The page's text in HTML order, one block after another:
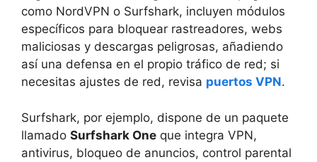
como NordVPN o Surfshark, incluyen módulos
específicos para bloquear rastreadores, webs
maliciosas y descargas peligrosas, añadiendo
así una defensa en el propio tráfico de red; si
necesitas ajustes de red, revisa puertos VPN.
Surfshark, por ejemplo, dispone de un paquete
llamado Surfshark One que integra VPN,
antivirus, bloqueo de anuncios, control parental